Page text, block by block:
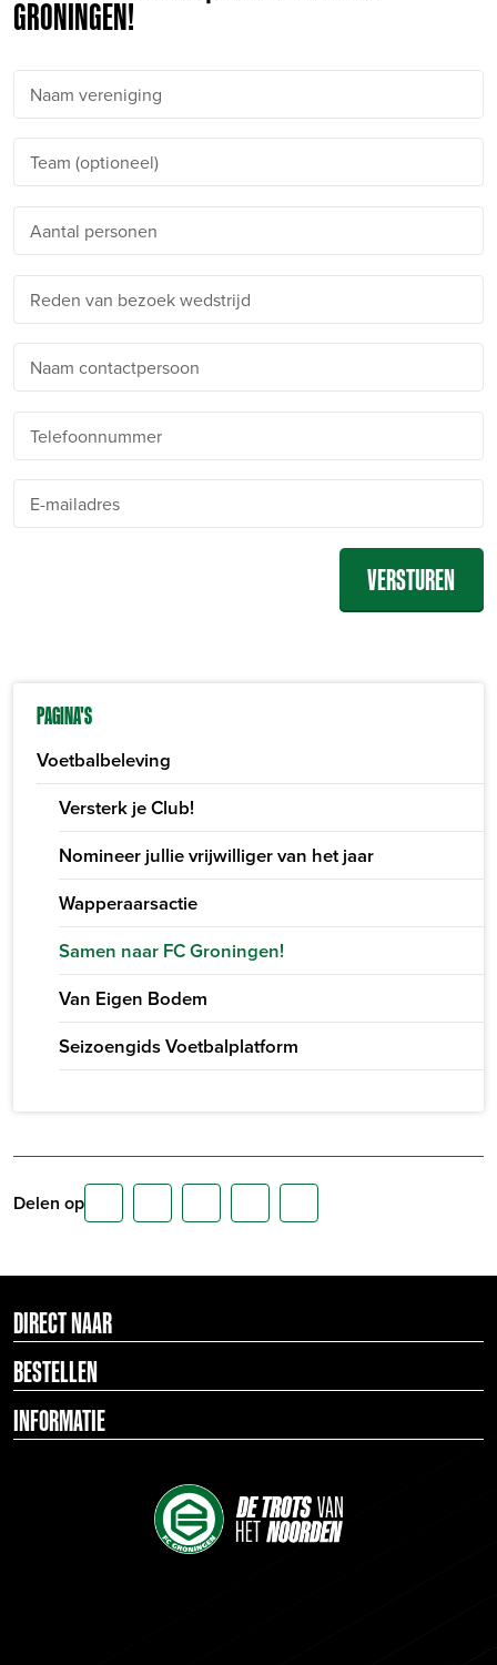
PAGINA'S
Voetbalbeleving
Versterk je Club!
Nomineer jullie vrijwilliger van het jaar
Wapperaarsactie
Samen naar FC Groningen!
Van Eigen Bodem
Seizoengids Voetbalplatform
GRONINGEN!
Naam vereniging
Team (optioneel)
Aantal personen
Reden van bezoek wedstrijd
Naam contactpersoon
Telefoonnummer
E-mailadres
Delen op
DIRECT NAAR
BESTELLEN
INFORMATIE